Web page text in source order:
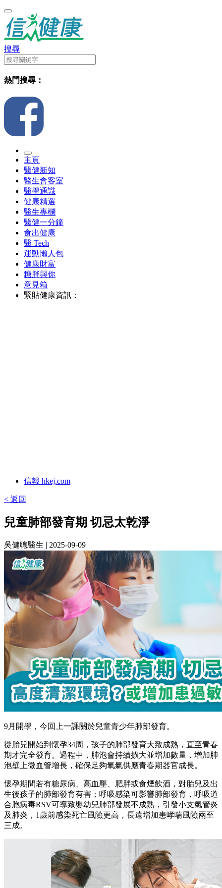
搜尋
熱門搜尋：
主頁
醫健新知
醫生會客室
醫學通識
健康精選
醫生專欄
醫健一分鐘
食出健康
醫 Tech
運動懶人包
健康財富
糖胖與你
意見箱
緊貼健康資訊：
信報 hkej.com
< 返回
兒童肺部發育期 切忌太乾淨
吳健聰醫生 | 2025-09-09
9月開學，今回上一課關於兒童青少年肺部發育。
從胎兒開始到懷孕34周，孩子的肺部發育大致成熟，直至青春
期才完全發育。過程中，肺泡會持續擴大並增加數量，增加肺
泡壁上微血管增長，確保足夠氧氣供應青春期器官成長。
懷孕期間若有糖尿病、高血壓、肥胖或食煙飲酒，對胎兒及出
生後孩子的肺部發育有害；呼吸感染可影響肺部發育，呼吸道
合胞病毒RSV可導致嬰幼兒肺部發展不成熟，引發小支氣管炎
及肺炎，1歲前感染死亡風險更高，長遠增加患哮喘風險兩至
三成。